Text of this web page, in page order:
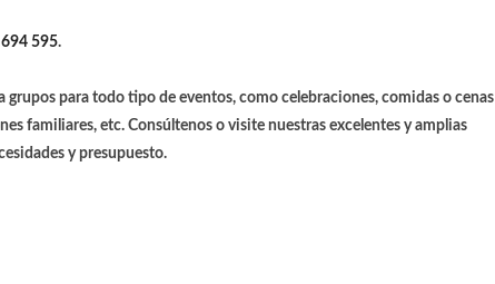
595.
grupos para todo tipo de eventos, como celebraciones, comidas o cenas
familiares, etc. Consúltenos o visite nuestras excelentes y amplias
y presupuesto.